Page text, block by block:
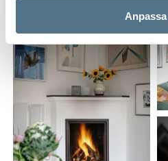
Anpassa